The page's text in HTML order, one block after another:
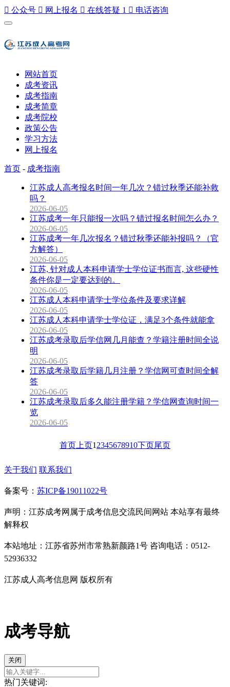
 公众号  网上报名  在线答疑 1  电话咨询
网站首页
成考资讯
成考指南
成考简章
成考院校
政策公告
学习方法
网上报名
首页 - 成考指南
江苏成人高考报名时间一年几次？错过秋季还能补救
吗？
2026-06-05
江苏成考一年只能报一次吗？错过报名时间怎么办？
2026-06-05
江苏成考一年几次报名？错过秋季还能补报吗？（官
方解答）
2026-06-05
江苏, 针对成人本科申请学士学位证书而言, 这些硬性
条件你是一定要达到的。
2026-06-05
江苏成人本科申请学士学位条件及要求详解
2026-06-05
江苏成人本科申请学士学位证，满足3个条件就能拿
2026-06-05
江苏成考录取后学信网几月能查？学籍注册时间全说
明
2026-06-05
江苏成考录取后学籍几月注册？学信网可查时间全解
答
2026-06-05
江苏成考录取后多久能注册学籍？学信网查询时间一
览
2026-06-05
首页 上页1 2345678910下页尾页
关于我们 联系我们
备案号： 苏ICP备19011022号
声明：江苏成考网属于成考信息交流民间网站 本站享有最终
解释权
本站地址：江苏省苏州市常熟新颜路1号 咨询电话：0512-
52936332
江苏成人高考信息网 版权所有
成考导航
关闭
热门关键词: